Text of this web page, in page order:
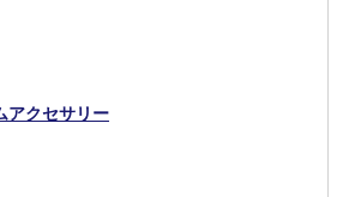
クセサリー